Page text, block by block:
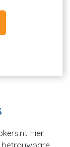
Hier
betrouwbare